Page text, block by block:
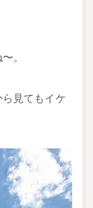
。
見てもイケ